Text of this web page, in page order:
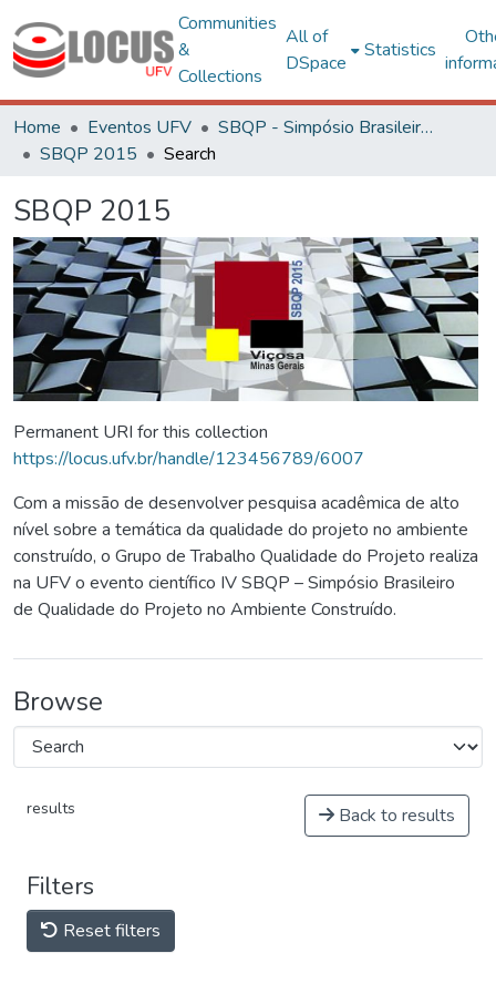
Communities
&
Collections
All of
DSpace
Statistics
Home Eventos UFV
SBQP - Simpósio Brasileiro de Qualidade do Projeto no Ambiente Construído
SBQP 2015
Search
SBQP 2015
Permanent URI for this collection
https://locus.ufv.br/handle/123456789/6007
Com a missão de desenvolver pesquisa acadêmica de alto
nível sobre a temática da qualidade do projeto no ambiente
construído, o Grupo de Trabalho Qualidade do Projeto realiza
na UFV o evento científico IV SBQP – Simpósio Brasileiro
de Qualidade do Projeto no Ambiente Construído.
Browse
results Back to results
Filters
Reset filters